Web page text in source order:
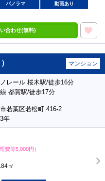
パノラマ
動画あり
合わせ(無料)
マンション
レール 桜木駅/徒歩16分
都賀駅/徒歩17分
若葉区若松町 416-2
年
理費等5,000円）
㎡